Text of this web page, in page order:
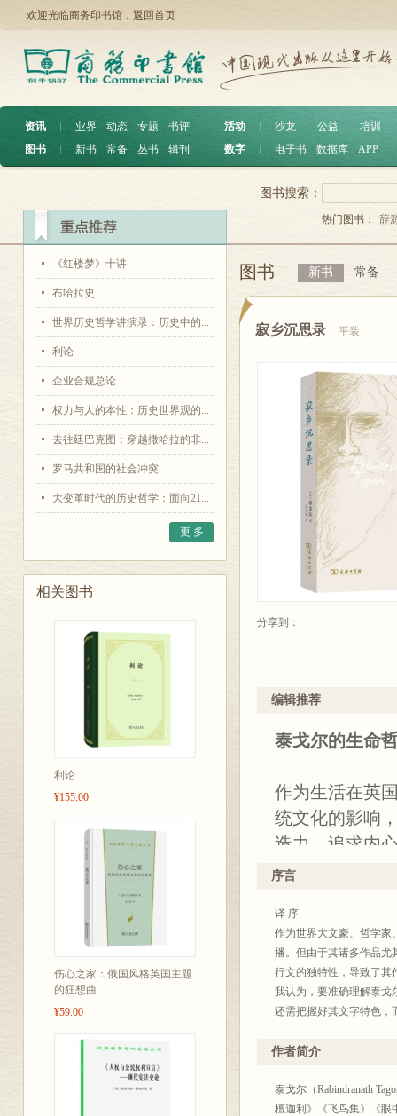
欢迎光临商务印书馆， 返回首页
资讯 ︱ 业界 动态 专题
书评
图书
︱ 新书 常备 丛书 辑刊
活动 沙龙 公益
培训
数字
电子书 数据库 APP
《红楼梦》十讲
布哈拉史
世界历史哲学讲演录：历史中的...
利论
企业合规总论
权力与人的本性：历史世界观的...
去往廷巴克图：穿越撒哈拉的非...
罗马共和国的社会冲突
大变革时代的历史哲学：面向21...
更 多
相关图书
利论
¥155.00
伤心之家：俄国风格英国主题
的狂想曲
¥59.00
图书搜索：
热门图书： 辞
图书 新书 常备
寂乡沉思录 平装
分享到：
编辑推荐
泰戈尔的生命
作为生活在英
统文化的影响
造力，追求内
小书，不难看
——郑勇 商务
内容精华摘
11 毁灭是权力
的和谐。
35 生的真正意
序言
译 序
作为世界大文豪、哲学家
播。但由于其诸多作品尤
行文的独特性，导致了其
我认为，要准确理解泰戈
还需把握好其文字特色，
《寂乡沉思录》（原书名
能获得世界的真知。直面
谛，这些是他鲜明的教育
作者简介
泰戈尔（Rabindranath
檀迦利》《飞鸟集》《眼